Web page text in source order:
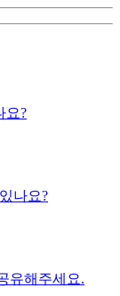
요?
나요?
유해주세요.